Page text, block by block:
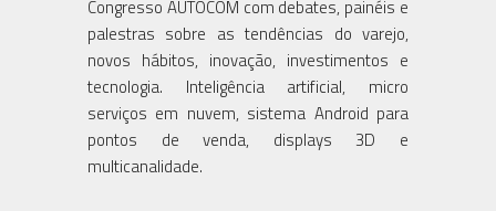
Congresso AUTOCOM com debates, painéis e
palestras sobre as tendências do varejo,
novos hábitos, inovação, investimentos e
tecnologia. Inteligência artificial, micro
serviços em nuvem, sistema Android para
pontos de venda, displays 3D e
multicanalidade.